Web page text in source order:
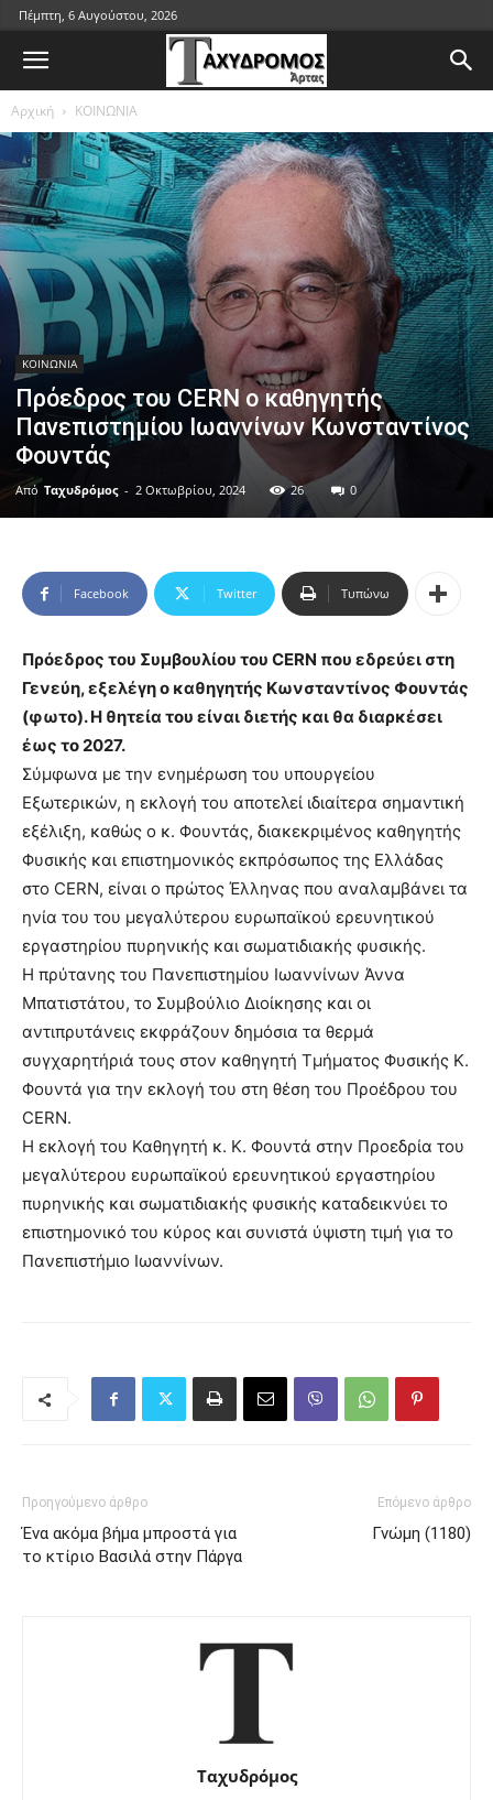
Πέμπτη, 6 Αυγούστου, 2026
Αρχική ΚΟΙΝΩΝΙΑ
ΚΟΙΝΩΝΙΑ
Πρόεδρος του CERN ο καθηγητής
Πανεπιστημίου Ιωαννίνων Κωνσταντίνος
Φουντάς
Από Ταχυδρόμος - 2 Οκτωβρίου, 2024 26 0
Facebook Twitter Τυπώνω
Πρόεδρος του Συμβουλίου του CERN που εδρεύει στη
Γενεύη, εξελέγη ο καθηγητής Κωνσταντίνος Φουντάς
(φωτο). Η θητεία του είναι διετής και θα διαρκέσει
έως το 2027.
Σύμφωνα με την ενημέρωση του υπουργείου
Εξωτερικών, η εκλογή του αποτελεί ιδιαίτερα σημαντική
εξέλιξη, καθώς ο κ. Φουντάς, διακεκριμένος καθηγητής
Φυσικής και επιστημονικός εκπρόσωπος της Ελλάδας
στο CERN, είναι ο πρώτος Έλληνας που αναλαμβάνει τα
ηνία του του μεγαλύτερου ευρωπαϊκού ερευνητικού
εργαστηρίου πυρηνικής και σωματιδιακής φυσικής.
Η πρύτανης του Πανεπιστημίου Ιωαννίνων Άννα
Μπατιστάτου, το Συμβούλιο Διοίκησης και οι
αντιπρυτάνεις εκφράζουν δημόσια τα θερμά
συγχαρητήριά τους στον καθηγητή Τμήματος Φυσικής Κ.
Φουντά για την εκλογή του στη θέση του Προέδρου του
CERN.
Η εκλογή του Καθηγητή κ. Κ. Φουντά στην Προεδρία του
μεγαλύτερου ευρωπαϊκού ερευνητικού εργαστηρίου
πυρηνικής και σωματιδιακής φυσικής καταδεικνύει το
επιστημονικό του κύρος και συνιστά ύψιστη τιμή για το
Πανεπιστήμιο Ιωαννίνων.
Προηγούμενο άρθρο
Ένα ακόμα βήμα μπροστά για
το κτίριο Βασιλά στην Πάργα
Επόμενο άρθρο
Γνώμη (1180)
Ταχυδρόμος